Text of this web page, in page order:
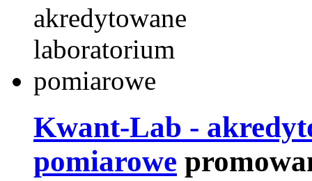
Kwant-Lab -
pomiarowe